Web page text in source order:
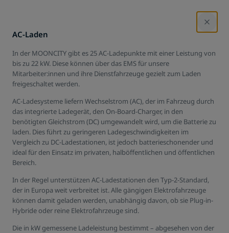
Energie-Management-
Ein Energie-Management-System (EMS) ist der Schlüssel zur
Optimierung des Energieverbrauchs. Das senkt Kosten und erfüllt
Nachhaltigkeitskriterien.
Jetzt anfragen
AC-Laden
In der MOONCITY gibt es 25 AC-Ladepunkte mit einer Leistung von
bis zu 22 kW. Diese können über das EMS für unsere
Mitarbeiter:innen und ihre Dienstfahrzeuge gezielt zum Laden
freigeschaltet werden.
AC-Ladesysteme liefern Wechselstrom (AC), der im Fahrzeug durch
das integrierte Ladegerät, den On-Board-Charger, in den
benötigten Gleichstrom (DC) umgewandelt wird, um die Batterie zu
laden. Dies führt zu geringeren Ladegeschwindigkeiten im
Vergleich zu DC-Ladestationen, ist jedoch batterieschonender und
ideal für den Einsatz im privaten, halböffentlichen und öffentlichen
Bereich.
In der Regel unterstützen AC-Ladestationen den Typ-2-Standard,
der in Europa weit verbreitet ist. Alle gängigen Elektrofahrzeuge
können damit geladen werden, unabhängig davon, ob sie Plug-in-
Hybride oder reine Elektrofahrzeuge sind.
Die in kW gemessene Ladeleistung bestimmt – abgesehen von der